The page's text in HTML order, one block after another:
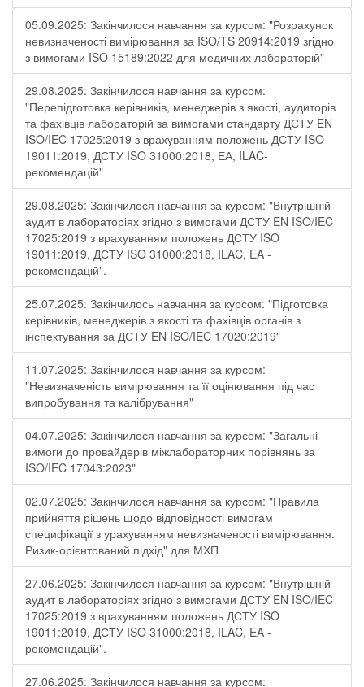
05.09.2025: Закінчилося навчання за курсом: "Розрахунок
невизначеності вимірювання за ISO/TS 20914:2019 згідно
з вимогами ISO 15189:2022 для медичних лабораторій"
29.08.2025: Закінчилося навчання за курсом:
"Перепідготовка керівників, менеджерів з якості, аудиторів
та фахівців лабораторій за вимогами стандарту ДСТУ EN
ISO/IEC 17025:2019 з врахуванням положень ДСТУ ISO
19011:2019, ДСТУ ISO 31000:2018, ЕА, ILAC-
рекомендацій"
29.08.2025: Закінчилося навчання за курсом: "Внутрішній
аудит в лабораторіях згідно з вимогами ДСТУ EN ISO/IEC
17025:2019 з врахуванням положень ДСТУ ISO
19011:2019, ДСТУ ISO 31000:2018, ILAC, EA -
рекомендацій".
25.07.2025: Закінчилось навчання за курсом: "Підготовка
керівників, менеджерів з якості та фахівців органів з
інспектування за ДСТУ EN ISO/IEC 17020:2019"
11.07.2025: Закінчилося навчання за курсом:
"Невизначеність вимірювання та її оцінювання під час
випробування та калібрування"
04.07.2025: Закінчилося навчання за курсом: "Загальні
вимоги до провайдерів міжлабораторних порівнянь за
ISO/IEC 17043:2023"
02.07.2025: Закінчилося навчання за курсом: "Правила
прийняття рішень щодо відповідності вимогам
специфікації з урахуванням невизначеності вимірювання.
Ризик-орієнтований підхід" для МХП
27.06.2025: Закінчилося навчання за курсом: "Внутрішній
аудит в лабораторіях згідно з вимогами ДСТУ EN ISO/IEC
17025:2019 з врахуванням положень ДСТУ ISO
19011:2019, ДСТУ ISO 31000:2018, ILAC, EA -
рекомендацій".
27.06.2025: Закінчилося навчання за курсом: